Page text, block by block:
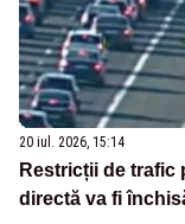
20 iul. 2026, 15:14
Restricții de trafic
directă va fi